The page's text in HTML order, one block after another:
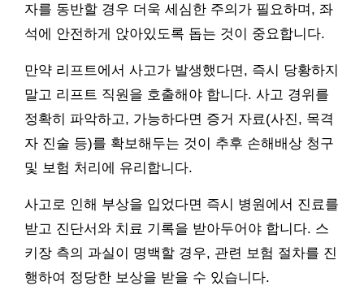
자를 동반할 경우 더욱 세심한 주의가 필요하며, 좌
석에 안전하게 앉아있도록 돕는 것이 중요합니다.
만약 리프트에서 사고가 발생했다면, 즉시 당황하지
말고 리프트 직원을 호출해야 합니다. 사고 경위를
정확히 파악하고, 가능하다면 증거 자료(사진, 목격
자 진술 등)를 확보해두는 것이 추후 손해배상 청구
및 보험 처리에 유리합니다.
사고로 인해 부상을 입었다면 즉시 병원에서 진료를
받고 진단서와 치료 기록을 받아두어야 합니다. 스
키장 측의 과실이 명백할 경우, 관련 보험 절차를 진
행하여 정당한 보상을 받을 수 있습니다.